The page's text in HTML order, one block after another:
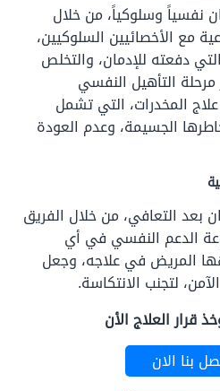
نفسياً وسلوكياً، من خلال
مع الأخصائيين السلوكيين،
دفعته للإدمان، والتخلص
مرحلة التأهيل النفسي
المخدرات، التي تشمل
الجسيمة، وعدم العودة
بعد التعافي، من خلال الفريق
الدعم النفسي في أي
المريض في علاجه، وجعل
لتجنب الانتكاسة.
قرار العلاج الأن
بنا الان